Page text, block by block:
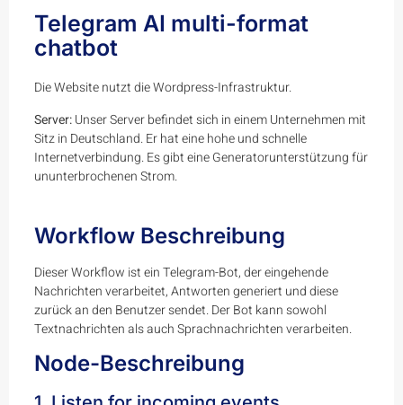
Telegram AI multi-format
chatbot
Die Website nutzt die Wordpress-Infrastruktur.
Server:Unser Server befindet sich in einem Unternehmen mit
Sitz in Deutschland. Er hat eine hohe und schnelle
Internetverbindung. Es gibt eine Generatorunterstützung für
ununterbrochenen Strom.
Workflow Beschreibung
Dieser Workflow ist ein Telegram-Bot, der eingehende
Nachrichten verarbeitet, Antworten generiert und diese
zurück an den Benutzer sendet. Der Bot kann sowohl
Textnachrichten als auch Sprachnachrichten verarbeiten.
Node-Beschreibung